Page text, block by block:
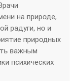
на природе,
радуги, но и
природных
важным
психических